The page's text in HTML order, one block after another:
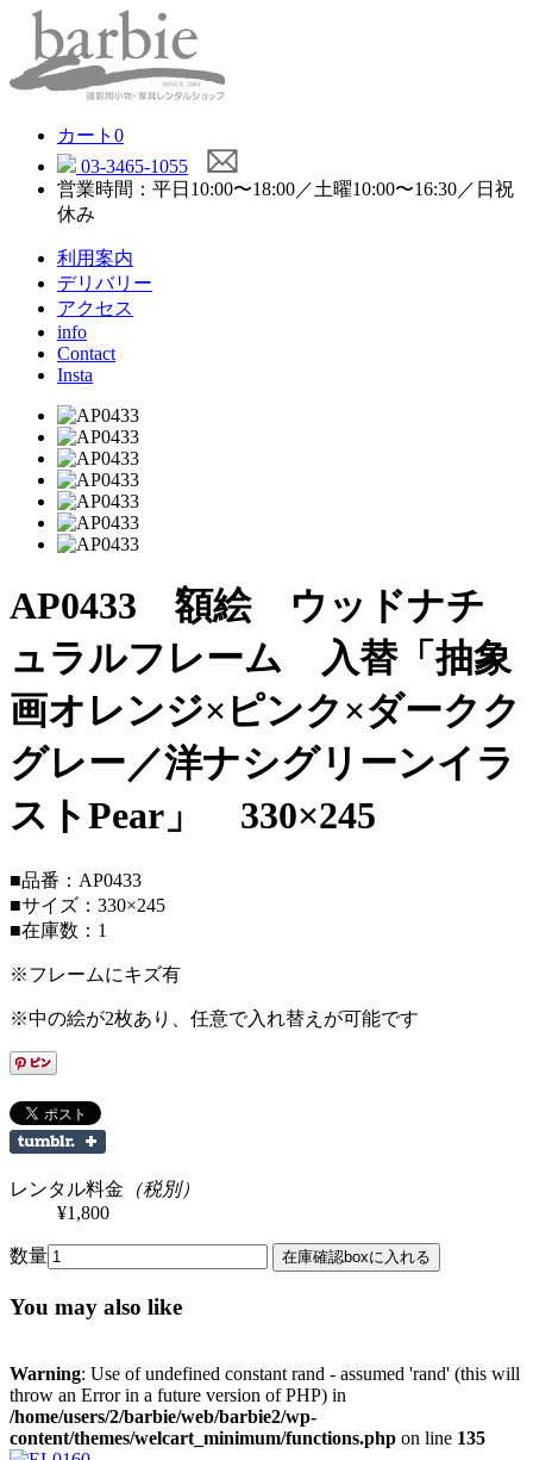
カート 0
03-3465-1055
営業時間：平日10:00〜18:00／土曜10:00〜16:30／日祝
休み
利用案内
デリバリー
アクセス
info
Contact
Insta
AP0433 額絵 ウッドナチ
ュラルフレーム 入替「抽象
画オレンジ×ピンク×ダークク
グレー／洋ナシグリーンイラ
ストPear」 330×245
■品番：AP0433
■サイズ：330×245
■在庫数：1
※フレームにキズ有
※中の絵が2枚あり、任意で入れ替えが可能です
レンタル料金 （税別）
¥1,800
数量
You may also like
Warning: Use of undefined constant rand - assumed 'rand' (this will
throw an Error in a future version of PHP) in
/home/users/2/barbie/web/barbie2/wp-
content/themes/welcart_minimum/functions.php on line 135